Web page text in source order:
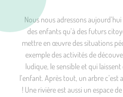
Nous nous adressons
des enfants qu’à des futurs
mettre en œuvre des situations
exemple des activités de
ludique, le sensible et qui
l’enfant. Après tout, un arbre
! Une rivière est aussi un espace